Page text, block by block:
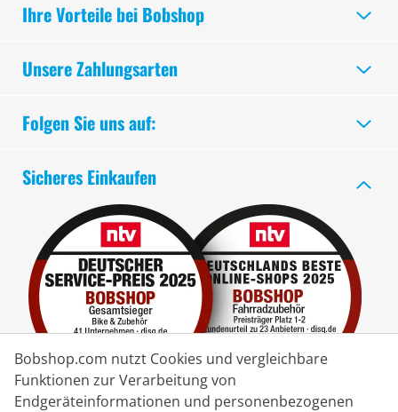
Ihre Vorteile bei Bobshop
Unsere Zahlungsarten
Folgen Sie uns auf:
Sicheres Einkaufen
Bobshop.com nutzt Cookies und vergleichbare
Funktionen zur Verarbeitung von
Endgeräteinformationen und personenbezogenen